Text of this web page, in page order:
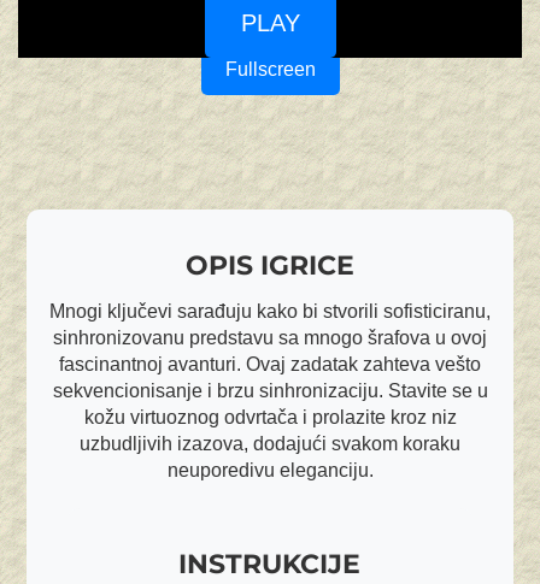
PLAY
Fullscreen
OPIS IGRICE
Mnogi ključevi sarađuju kako bi stvorili sofisticiranu,
sinhronizovanu predstavu sa mnogo šrafova u ovoj
fascinantnoj avanturi. Ovaj zadatak zahteva vešto
sekvencionisanje i brzu sinhronizaciju. Stavite se u
kožu virtuoznog odvrtača i prolazite kroz niz
uzbudljivih izazova, dodajući svakom koraku
neuporedivu eleganciju.
INSTRUKCIJE